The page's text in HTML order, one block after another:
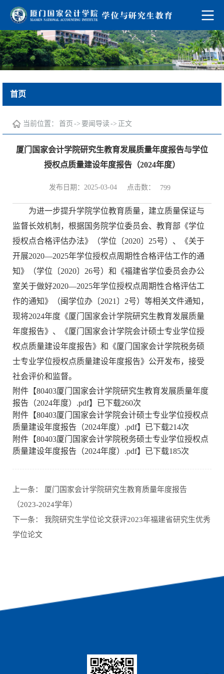
首页
当前位置： 首页 -> 要闻导读-> 正文
厦门国家会计学院研究生教育发展质量年度报告与学位
授权点质量建设年度报告（2024年度）
发布日期：2025-03-04 点击数： 799
为进一步提升学院学位教育质量，建立质量保证与
监督长效机制，根据国务院学位委员会、教育部《学位
授权点合格评估办法》（学位〔2020〕25号）、《关于
开展2020—2025年学位授权点周期性合格评估工作的通
知》（学位〔2020〕26号）和《福建省学位委员会办公
室关于做好2020—2025年学位授权点周期性合格评估工
作的通知》（闽学位办〔2021〕2号）等相关文件通知，
现将2024年度《厦门国家会计学院研究生教育发展质量
年度报告》、《厦门国家会计学院会计硕士专业学位授
权点质量建设年度报告》和《厦门国家会计学院税务硕
士专业学位授权点质量建设年度报告》公开发布，接受
社会评价和监督。
附件【80403厦门国家会计学院研究生教育发展质量年度
报告（2024年度）.pdf】已下载260次
附件【80403厦门国家会计学院会计硕士专业学位授权点
质量建设年度报告（2024年度）.pdf】已下载214次
附件【80403厦门国家会计学院税务硕士专业学位授权点
质量建设年度报告（2024年度）.pdf】已下载185次
上一条： 厦门国家会计学院研究生教育质量年度报告
（2023-2024学年）
下一条： 我院研究生学位论文获评2023年福建省研究生优秀
学位论文